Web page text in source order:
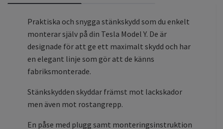
Praktiska och snygga stänkskydd som du enkelt
monterar själv på din Tesla Model Y. De är
designade för att ge ett maximalt skydd och har
en elegant linje som gör att de känns
fabriksmonterade.
Stänkskydden skyddar främst mot lackskador
men även mot rostangrepp.
En påse med plugg samt monteringsinstruktion